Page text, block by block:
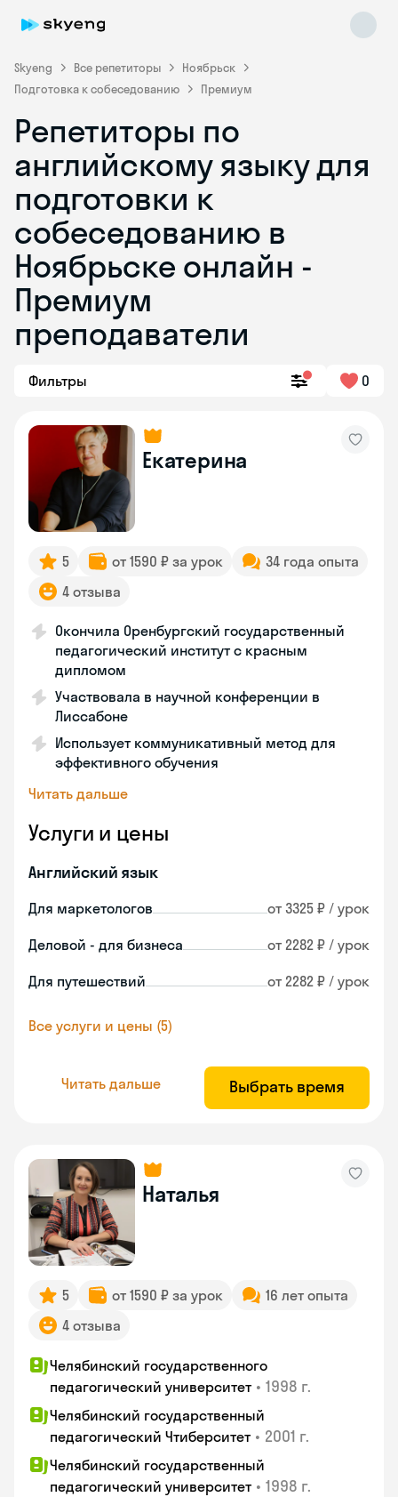
Skyeng Все репетиторы
Ноябрьск
Подготовка к собеседованию
Премиум
Репетиторы по
английскому языку для
подготовки к
собеседованию в
Ноябрьске онлайн -
Премиум
преподаватели
Фильтры 0
Екатерина
5 от 1590 ₽ за урок
34 года опыта
4 отзыва
Окончила Оренбургский государственный
педагогический институт с красным
дипломом
Участвовала в научной конференции в
Лиссабоне
Использует коммуникативный метод для
эффективного обучения
Читать дальше
Услуги и цены
Английский язык
Для маркетологов от 3325 ₽ / урок
Деловой - для бизнеса от 2282 ₽ / урок
Для путешествий от 2282 ₽ / урок
Все услуги и цены (5)
Читать дальше Выбрать время
Наталья
5 от 1590 ₽ за урок
16 лет опыта
4 отзыва
Челябинский государственного
педагогический университет • 1998 г.
Челябинский государственный
педагогический Чтиберситет • 2001 г.
Челябинский государственный
педагогический университет • 1998 г.
Skyeng Chat